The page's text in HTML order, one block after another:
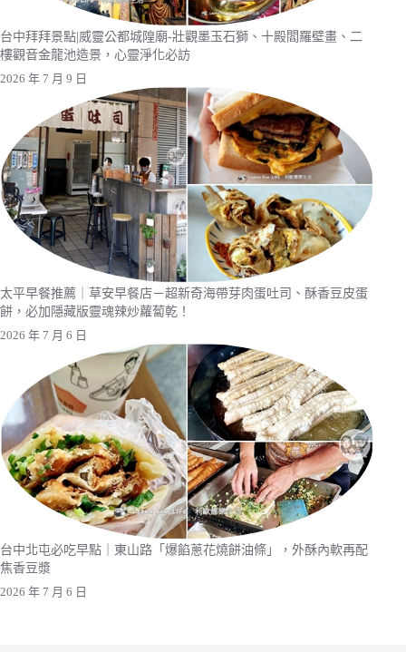
台中拜拜景點|威靈公都城隍廟-壯觀墨玉石獅、十殿閻羅壁畫、二
樓觀音金龍池造景，心靈淨化必訪
2026 年 7 月 9 日
太平早餐推薦｜草安早餐店－超新奇海帶芽肉蛋吐司、酥香豆皮蛋
餅，必加隱藏版靈魂辣炒蘿蔔乾！
2026 年 7 月 6 日
台中北屯必吃早點｜東山路「爆餡蔥花燒餅油條」，外酥內軟再配
焦香豆漿
2026 年 7 月 6 日